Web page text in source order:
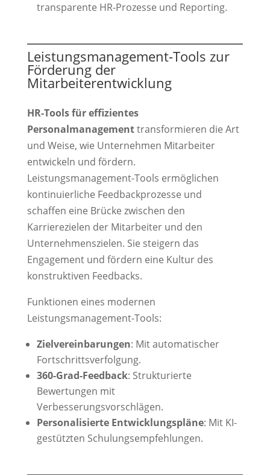
transparente HR-Prozesse und Reporting.
Leistungsmanagement-Tools zur
Förderung der
Mitarbeiterentwicklung
HR-Tools für effizientes
Personalmanagementtransformieren die Art
und Weise, wie Unternehmen Mitarbeiter
entwickeln und fördern.
Leistungsmanagement-Tools ermöglichen
kontinuierliche Feedbackprozesse und
schaffen eine Brücke zwischen den
Karrierezielen der Mitarbeiter und den
Unternehmenszielen. Sie steigern das
Engagement und fördern eine Kultur des
konstruktiven Feedbacks.
Funktionen eines modernen
Leistungsmanagement-Tools:
Zielvereinbarungen: Mit automatischer
Fortschrittsverfolgung.
360-Grad-Feedback: Strukturierte
Bewertungen mit
Verbesserungsvorschlägen.
Personalisierte Entwicklungspläne: Mit KI-
gestützten Schulungsempfehlungen.